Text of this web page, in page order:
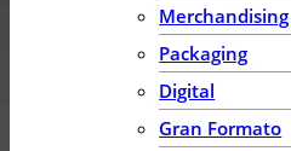
Merchandising
Packaging
Digital
Gran Formato